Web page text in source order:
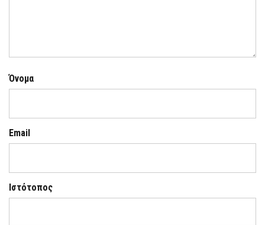
Όνομα
Email
Ιστότοπος